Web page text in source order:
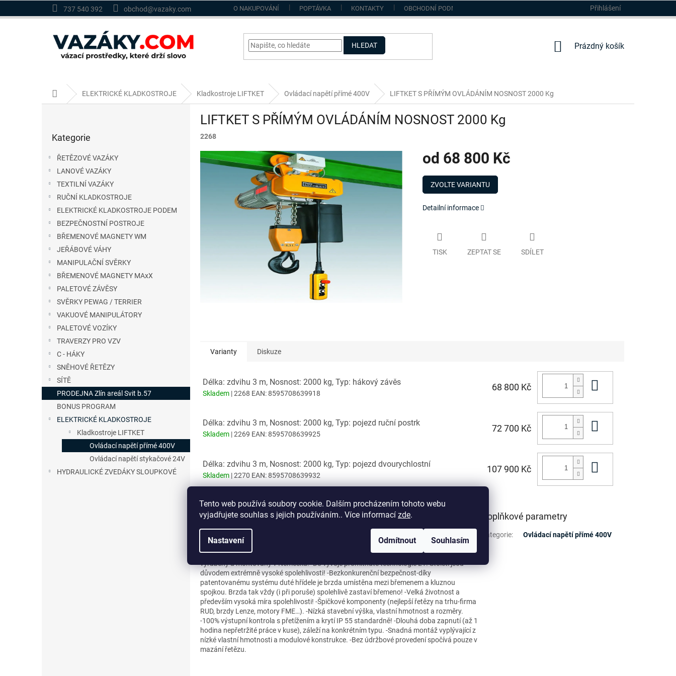
Tento web používá soubory cookie. Dalším procházením tohoto webu
vyjadřujete souhlas s jejich používáním.. Více informací zde.
Nastavení Odmítnout Souhlasím
737 540 392 obchod@vazaky.com O NAKUPOVÁNÍ POPTÁVKA KONTAKTY OBCHODNÍ PODMÍNKY Přihlášení
HLEDAT
NÁKUPNÍ
Prázdný košík
Domů ELEKTRICKÉ KLADKOSTROJE Kladkostroje LIFTKET Ovládací napětí přímé 400V LIFTKET S PŘÍMÝM OVLÁDÁNÍM NOSNOST 2000 Kg
kategorie
Kategorie
ŘETĚZOVÉ VAZÁKY
LANOVÉ VAZÁKY
TEXTILNÍ VAZÁKY
RUČNÍ KLADKOSTROJE
ELEKTRICKÉ KLADKOSTROJE PODEM
BEZPEČNOSTNÍ POSTROJE
BŘEMENOVÉ MAGNETY WM
JEŘÁBOVÉ VÁHY
MANIPULAČNÍ SVĚRKY
BŘEMENOVÉ MAGNETY MAxX
PALETOVÉ ZÁVĚSY
SVĚRKY PEWAG / TERRIER
VAKUOVÉ MANIPULÁTORY
PALETOVÉ VOZÍKY
TRAVERZY PRO VZV
C - HÁKY
SNĚHOVÉ ŘETĚZY
SÍTĚ
PRODEJNA Zlín areál Svit b.57
BONUS PROGRAM
ELEKTRICKÉ KLADKOSTROJE
Kladkostroje LIFTKET
Ovládací napětí přímé 400V
Ovládací napětí stykačové 24V
HYDRAULICKÉ ZVEDÁKY SLOUPKOVÉ
LIFTKET S PŘÍMÝM OVLÁDÁNÍM NOSNOST 2000 Kg
2268
od 68 800 Kč
Měrná
cena:
ZVOLTE VARIANTU
Detailní informace
TISK ZEPTAT SE SDÍLET
Varianty Diskuze
Délka: zdvihu 3 m, Nosnost: 2000 kg, Typ: hákový závěs
Skladem | 2268 EAN:8595708639918
68 800 Kč
Délka: zdvihu 3 m, Nosnost: 2000 kg, Typ: pojezd ruční postrk
Skladem | 2269 EAN:8595708639925
72 700 Kč
Délka: zdvihu 3 m, Nosnost: 2000 kg, Typ: pojezd dvourychlostní
Skladem | 2270 EAN:8595708639932
107 900 Kč
Detailní popis produktu
zdvihu 3/0,75 m/min a výšku zdvihu 3 m - Při požadavku na jiné parametry nám zašlete
poptávku, kterou Vám obratem zpracujeme. -Kladkostroje LIFTKET jsou kompletně
vyráběny a montovány v Německu! -Do vývoje promítnuté technologie 21. Století jsou
důvodem extrémně vysoké spolehlivosti! -Bezkonkurenční bezpečnost-díky
patentovanému systému duté hřídele je brzda umístěna mezi břemenem a kluznou
spojkou. Brzda tak vždy (i při poruše) spolehlivě zastaví břemeno! -Velká životnost a
především vysoká míra spolehlivosti! -Špičkové komponenty (nejlepší řetězy na trhu-firma
RUD, brzdy Lenze, motory FME…). -Nízká stavební výška, vlastní hmotnost a rozměry.
-100% výstupní kontrola s přetížením a krytí IP 55 standardně! -Dlouhá doba zapnutí (až 1
hodina nepřetržité práce v kuse), záleží na konkrétním typu. -Snadná montáž vyplývající z
nízké vlastní hmotnosti a modulové konstrukce. -Bez údržbové provedení spočívá pouze v
mazání řetězu.
Doplňkové parametry
Kategorie: Ovládací napětí přímé 400V